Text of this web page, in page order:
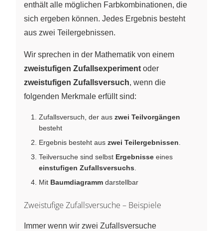
enthält alle möglichen Farbkombinationen, die
sich ergeben können. Jedes Ergebnis besteht
aus zwei Teilergebnissen.
Wir sprechen in der Mathematik von einem
zweistufigen Zufallsexperiment oder
zweistufigen Zufallsversuch, wenn die
folgenden Merkmale erfüllt sind:
Zufallsversuch, der aus zwei Teilvorgängen
besteht
Ergebnis besteht aus zwei Teilergebnissen
Teilversuche sind selbst Ergebnisse eines
einstufigen Zufallsversuchs
Mit Baumdiagramm darstellbar
Zweistufige Zufallsversuche – Beispiele
Immer wenn wir zwei Zufallsversuche